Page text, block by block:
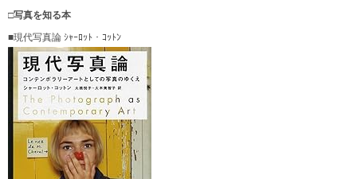
□写真を知る本
■現代写真論 ｼｬｰﾛｯﾄ・ｺｯﾄﾝ